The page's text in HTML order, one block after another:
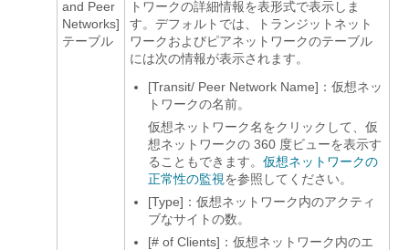
and Peer
Networks]
テーブル
トワークの詳細情報を表形式で表示しま
す。デフォルトでは、トランジットネット
ワークおよびピアネットワークのテーブル
には次の情報が表示されます。
[Transit/ Peer Network Name]：仮想ネッ
トワークの名前。
仮想ネットワーク名をクリックして、仮
想ネットワークの 360 度ビューを表示す
ることもできます。 仮想ネットワークの
正常性の監視を参照してください。
[Type]：仮想ネットワーク内のアクティ
ブなサイトの数。
[# of Clients]：仮想ネットワーク内のエ